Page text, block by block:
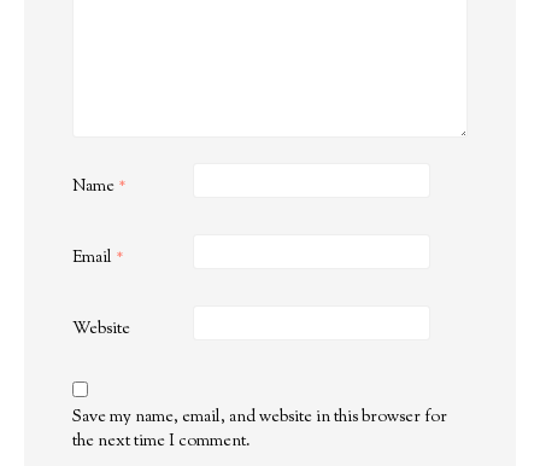
Name *
Email *
Website
Save my name, email, and website in this browser for
the next time I comment.